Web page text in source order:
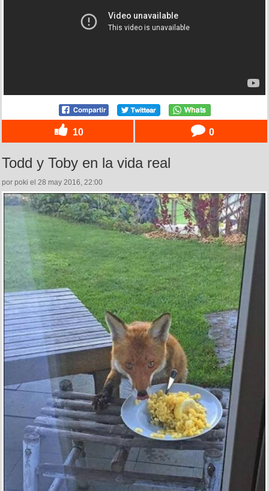
10 0
Todd y Toby en la vida real
por poki el 28 may 2016, 22:00